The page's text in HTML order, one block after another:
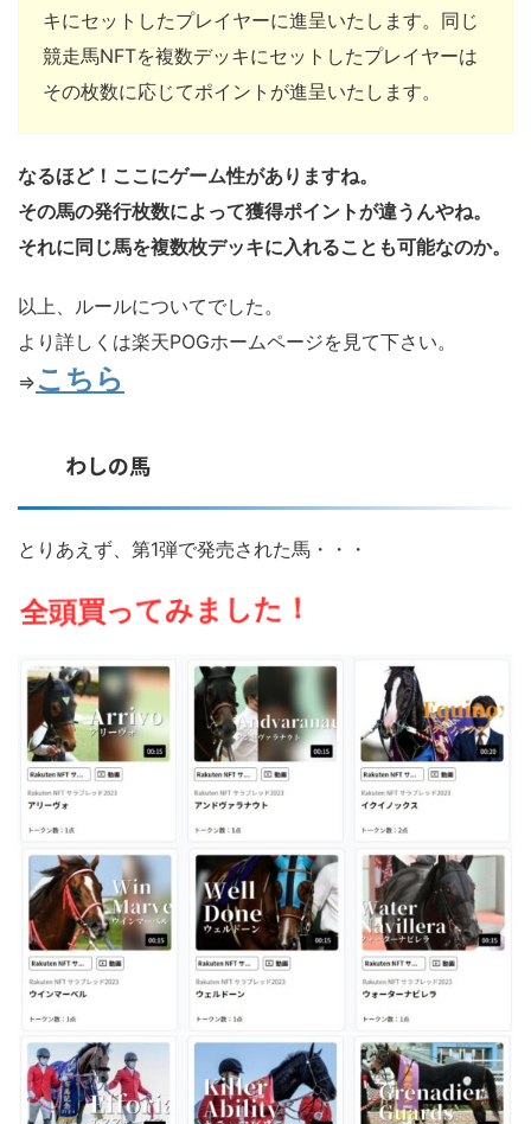
キにセットしたプレイヤーに進呈いたします。同じ
競走馬NFTを複数デッキにセットしたプレイヤーは
その枚数に応じてポイントが進呈いたします。
なるほど！ここにゲーム性がありますね。
その馬の発行枚数によって獲得ポイントが違うんやね。
それに同じ馬を複数枚デッキに入れることも可能なのか。
以上、ルールについてでした。
より詳しくは楽天POGホームページを見て下さい。
⇒こちら
わしの馬
とりあえず、第1弾で発売された馬・・・
全頭買ってみました！